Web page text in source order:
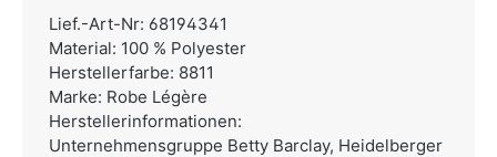
Lief.-Art-Nr: 68194341
Material: 100 % Polyester
Herstellerfarbe: 8811
Marke: Robe Légère
Herstellerinformationen:
Unternehmensgruppe Betty Barclay, Heidelberger